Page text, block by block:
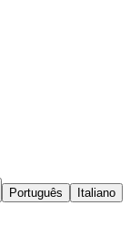
Português
Italiano